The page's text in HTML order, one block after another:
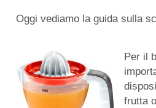
Oggi vediamo la guida sulla
Per il
frutta